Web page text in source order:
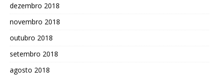
dezembro 2018
novembro 2018
outubro 2018
setembro 2018
agosto 2018